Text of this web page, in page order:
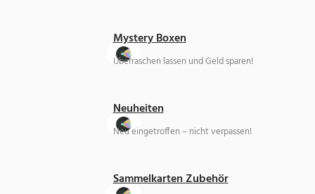
Mystery Boxen
Überraschen lassen und Geld sparen!
Neuheiten
Neu eingetroffen – nicht verpassen!
Sammelkarten Zubehör